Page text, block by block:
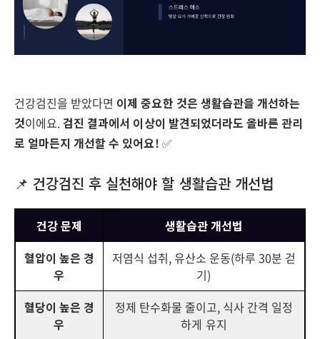
건강검진을 받았다면 이제 중요한 것은 생활습관을 개선하는
것이에요.검진 결과에서 이상이 발견되었더라도 올바른 관리
로 얼마든지 개선할 수 있어요! ✅
📌 건강검진 후 실천해야 할 생활습관 개선법
건강 문제
생활습관 개선법
혈압이 높은 경
우
저염식 섭취, 유산소 운동(하루 30분 걷
기)
혈당이 높은 경
우
정제 탄수화물 줄이고, 식사 간격 일정
하게 유지